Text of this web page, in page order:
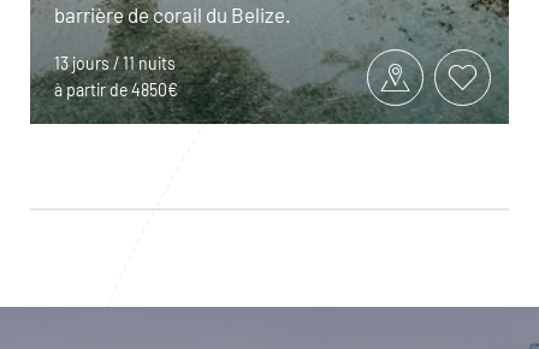
barrière de corail du Belize.
13 jours / 11 nuits
à partir de 4850€